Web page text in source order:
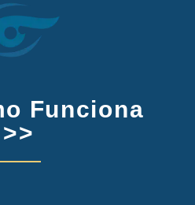
Funciona
>>